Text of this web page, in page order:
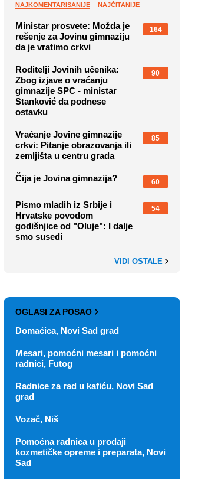
NAJKOMENTARISANIJE NAJČITANIJE
Ministar prosvete: Možda je
rešenje za Jovinu gimnaziju
da je vratimo crkvi
164
Roditelji Jovinih učenika:
Zbog izjave o vraćanju
gimnazije SPC - ministar
Stanković da podnese
ostavku
90
Vraćanje Jovine gimnazije
crkvi: Pitanje obrazovanja ili
zemljišta u centru grada
85
Čija je Jovina gimnazija? 60
Pismo mladih iz Srbije i
Hrvatske povodom
godišnjice od "Oluje": I dalje
smo susedi
54
VIDI OSTALE
OGLASI ZA POSAO
Domaćica, Novi Sad grad
Mesari, pomoćni mesari i pomoćni
radnici, Futog
Radnice za rad u kafiću, Novi Sad
grad
Vozač, Niš
Pomoćna radnica u prodaji
kozmetičke opreme i preparata, Novi
Sad